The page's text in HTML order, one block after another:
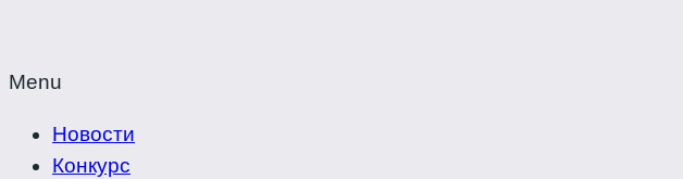
Menu
Новости
Конкурс